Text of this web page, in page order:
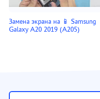
Замена экрана на 📱 Samsung
Galaxy A20 2019 (A205)